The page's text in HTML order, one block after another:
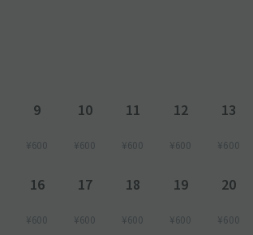
9
¥600
10
¥600
11
¥600
12
¥600
13
¥600
16
¥600
17
¥600
18
¥600
19
¥600
20
¥600